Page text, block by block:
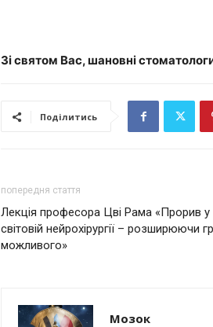
Зі святом Вас, шановні
Поділитись
попередня стаття
Лекція професора Цві Рама «Прорив у
світовій нейрохірургії – розширюючи
можливого»
Мозок